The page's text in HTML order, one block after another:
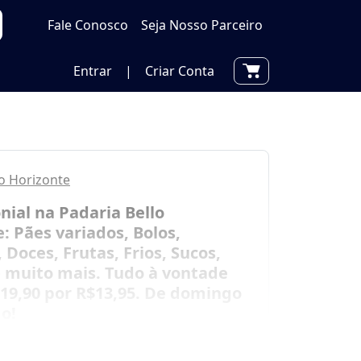
Fale Conosco Seja Nosso Parceiro
Entrar | Criar Conta
Horizonte
na Padaria Bello
Pães variados, Bolos,
Doces, Frutas, Frios, Sucos,
mais. Tudo à vontade